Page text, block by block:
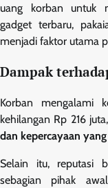
uang korban untuk
gadget terbaru,
menjadi faktor utama
Dampak
Korban mengalami
kehilangan Rp 216
dan kepercayaan
Selain itu, reputasi
sebagian pihak